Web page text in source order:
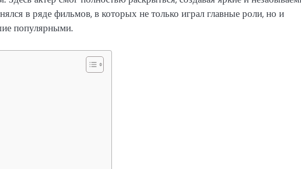
в ряде фильмов, в которых не только играл главные роли, но и
популярными.